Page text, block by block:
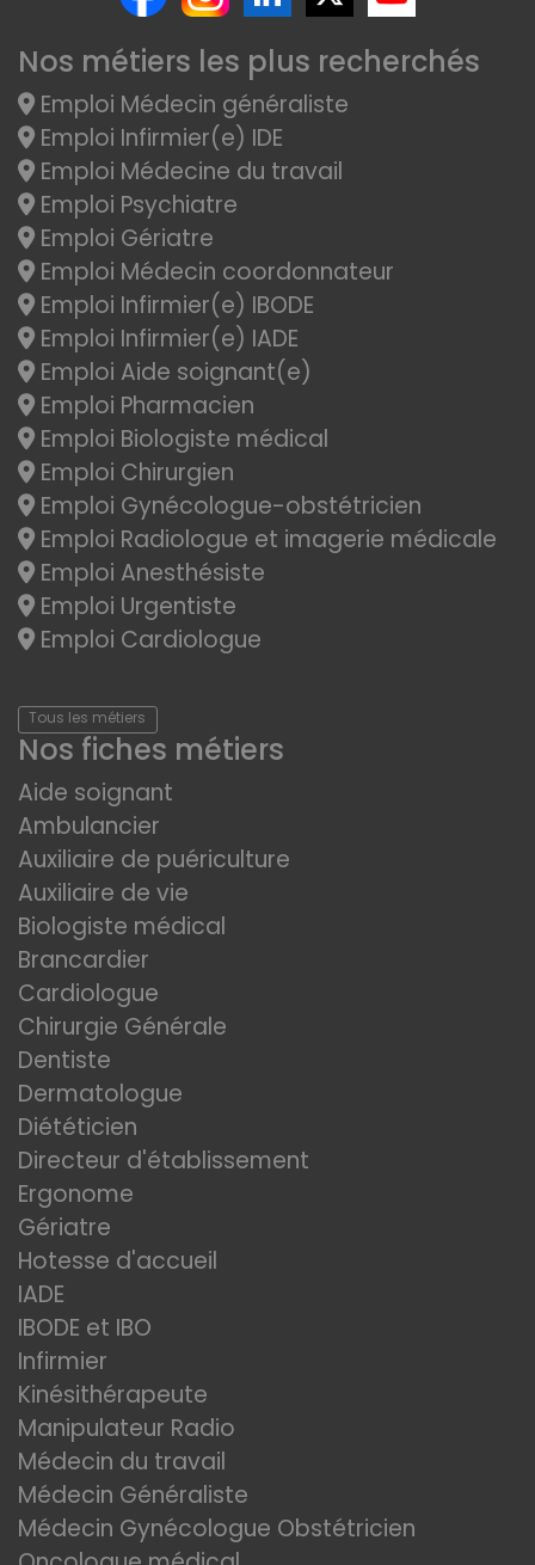
Nos métiers les plus recherchés
Emploi Médecin généraliste
Emploi Infirmier(e) IDE
Emploi Médecine du travail
Emploi Psychiatre
Emploi Gériatre
Emploi Médecin coordonnateur
Emploi Infirmier(e) IBODE
Emploi Infirmier(e) IADE
Emploi Aide soignant(e)
Emploi Pharmacien
Emploi Biologiste médical
Emploi Chirurgien
Emploi Gynécologue-obstétricien
Emploi Radiologue et imagerie médicale
Emploi Anesthésiste
Emploi Urgentiste
Emploi Cardiologue
Tous les métiers
Nos fiches métiers
Aide soignant
Ambulancier
Auxiliaire de puériculture
Auxiliaire de vie
Biologiste médical
Brancardier
Cardiologue
Chirurgie Générale
Dentiste
Dermatologue
Diététicien
Directeur d'établissement
Ergonome
Gériatre
Hotesse d'accueil
IADE
IBODE et IBO
Infirmier
Kinésithérapeute
Manipulateur Radio
Médecin du travail
Médecin Généraliste
Médecin Gynécologue Obstétricien